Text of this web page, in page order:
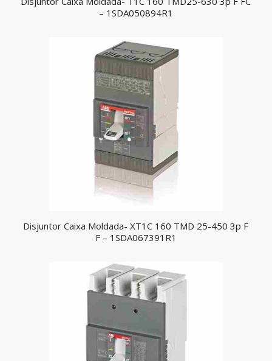
– 1SDA050894R1
Disjuntor Caixa Moldada- XT1C 160 TMD 25-450 3p F
F – 1SDA067391R1